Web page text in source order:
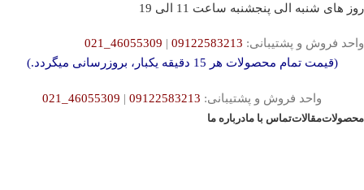
روز های شنبه الی پنجشنبه ساعت 11 الی 19
واحد فروش و پشتیبانی: 09122583213
|
46055309_021
(قیمت تمام محصولات هر 15 دقیقه یکبار، بروزرسانی میگردد.)
واحد فروش و پشتیبانی: 09122583213
|
46055309_021
محصولاتمقالاتتماس با مادرباره ما